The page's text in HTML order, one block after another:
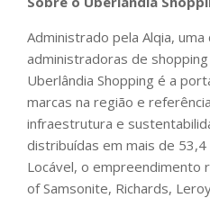
Administrado pela Alqia, uma
administradoras de
Uberlândia Shopping é a
marcas na região e
infraestrutura e
distribuídas em mais de 53,4
Locável, o empreendimento
of Samsonite, Richards,